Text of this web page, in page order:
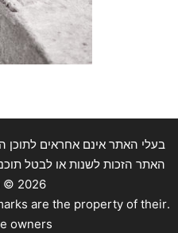
בעלי האתר אינם אחראים לתוכן
האתר הזכות לשנות או לבטל
© 2026
are the property of their
owners